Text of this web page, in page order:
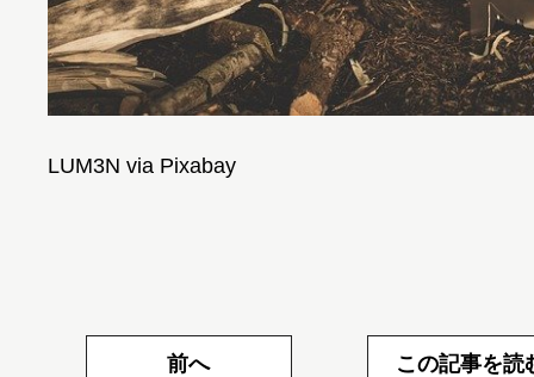
LUM3N via Pixabay
前へ この記事を読